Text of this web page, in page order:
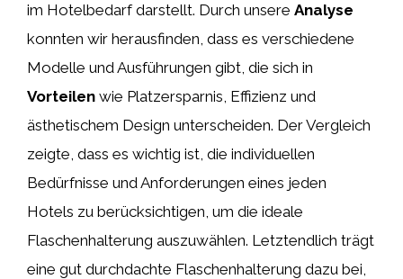
im Hotelbedarf darstellt. Durch unsere Analyse
konnten wir herausfinden, dass es verschiedene
Modelle und Ausführungen gibt, die sich in
Vorteilen wie Platzersparnis, Effizienz und
ästhetischem Design unterscheiden. Der Vergleich
zeigte, dass es wichtig ist, die individuellen
Bedürfnisse und Anforderungen eines jeden
Hotels zu berücksichtigen, um die ideale
Flaschenhalterung auszuwählen. Letztendlich trägt
eine gut durchdachte Flaschenhalterung dazu bei,